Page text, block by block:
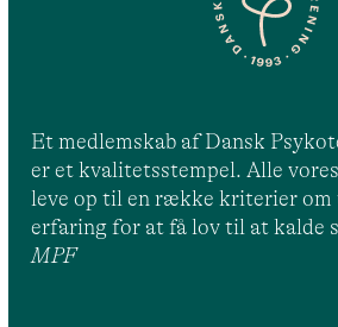
Et medlemskab af Dansk
er et kvalitetsstempel. Alle
leve op til en række kriterier om
erfaring for at få lov til at kalde
MPF